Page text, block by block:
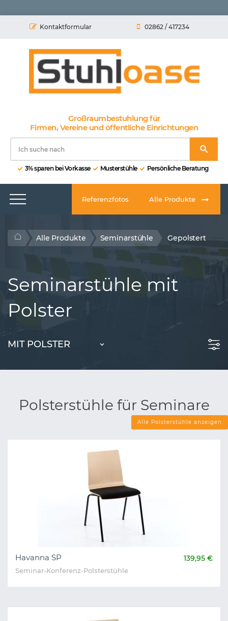
Kontaktformular 02862 / 417234
Großraumbestuhlung für
Firmen, Vereine und öffentliche Einrichtungen
3% sparen bei Vorkasse Musterstühle Persönliche Beratung
Referenzfotos Alle Produkte
Alle Produkte Seminarstühle Gepolstert
Seminarstühle mit
Polster
MIT POLSTER
Polsterstühle für Seminare
Alle Polsterstühle anzeigen
Havanna SP 139,95 €
Seminar-Konferenz-Polsterstühle